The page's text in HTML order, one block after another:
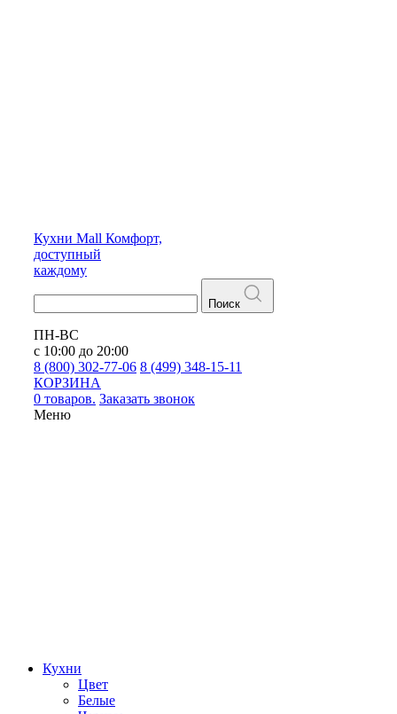
Кухни Mall Комфорт,
доступный
каждому
Поиск
ПН-ВС
с 10:00 до 20:00
8 (800) 302-77-06 8 (499) 348-15-11
КОРЗИНА
0 товаров. Заказать звонок
Меню
Кухни
Цвет
Белые